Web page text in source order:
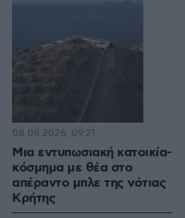
Μια εντυπωσιακή κατοικία-
κόσμημα με θέα στο
απέραντο μπλε της νότιας
Κρήτης
08.08.2026, 09:21